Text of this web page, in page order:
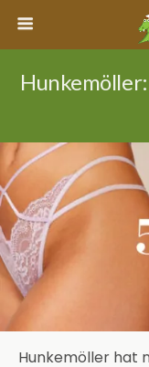
Hunkemöller hat